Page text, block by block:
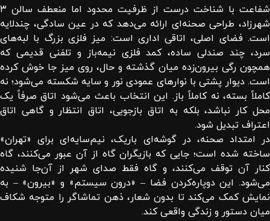
شفاعت با شناخت درست از ظرفیت محدود اما منعطف سالن ۳
شهرزاد، طراحی صحنه‌ای ارائه می‌دهد که در عین سادگی، چندلایه
است. فضای اصلی، اتاقی اداری است: میز فلزی بزرگ با لبه‌های
سرد، چند صندلی ساده، کمد فلزی نیمه‌باز و تلفنی قدیمی که
همچون رگی بیرون‌زده میان گذشته و حال، روی میز جا خوش کرده
است. دیوار پشتی با نوارهای عمودی نور و سایه شکسته می‌شود؛ نه
کاملاً بسته، نه کاملاً باز. این انتخاب باعث می‌شود اتاق صرفاً یک
محل کار نباشد، بلکه به اتاق بازجویی، اتاق انتظار و گاهی اتاق
اعتراف تبدیل شود.
در امتداد صحنه، در گوشه‌ای باریک، نیم‌سایه‌ای برای «تهران»
ساخته شده است؛ جایی که بازیگران گاه از آن عبور می‌کنند، گاه
کنار آن توقف می‌کنند، و گاه فقط صدای شهر از آن‌جا شنیده
می‌شود. این دوپاره‌کردن فضا – «درون سیستم» و «بیرون» – به
نمایش کمک می‌کند تا بدون شعار، ذهن تماشاگر را متوجه شکاف
میان دستور و زندگی واقعی کند.